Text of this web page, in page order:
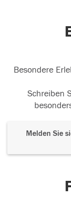
Besondere
Schreiben
Melden Sie